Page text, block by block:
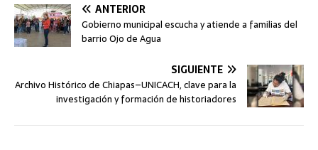
ANTERIOR
Gobierno municipal escucha y atiende a familias del
barrio Ojo de Agua
SIGUIENTE
Archivo Histórico de Chiapas–UNICACH, clave para la
investigación y formación de historiadores